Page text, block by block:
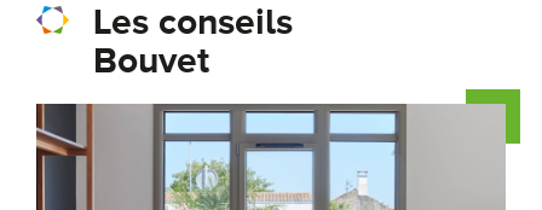
Les conseils
Bouvet